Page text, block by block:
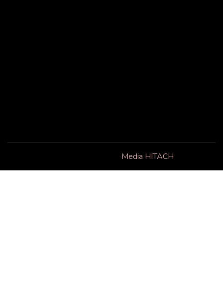
Media HITACH